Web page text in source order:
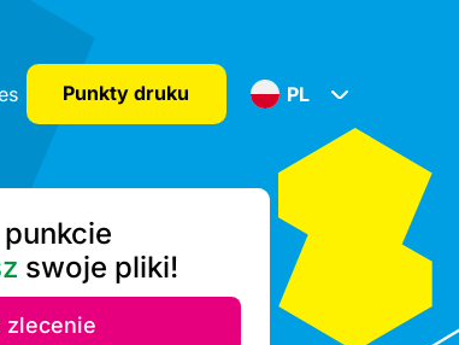
Punkty druku PL
swoje pliki!
zlecenie